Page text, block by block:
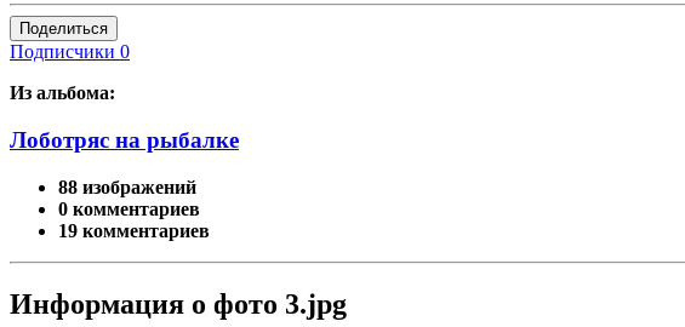
Поделиться
Подписчики 0
Из альбома:
Лоботряс на рыбалке
88 изображений
0 комментариев
19 комментариев
Информация о фото 3.jpg